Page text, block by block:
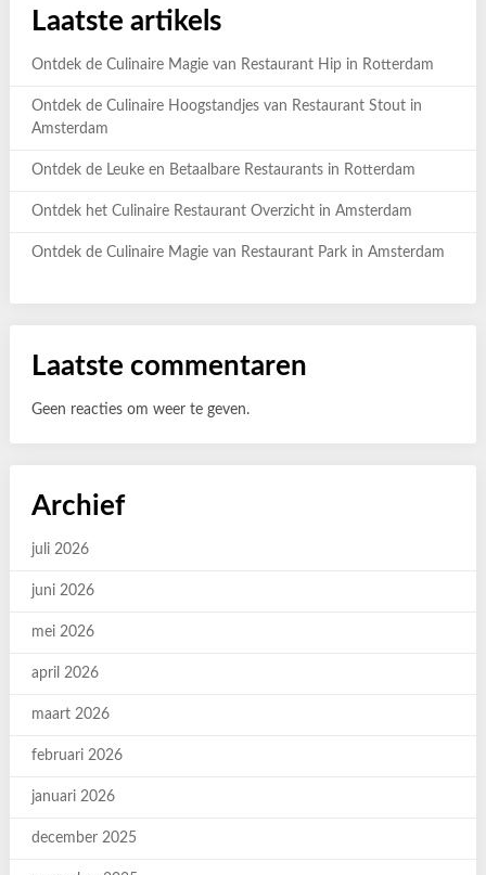
Laatste artikels
Ontdek de Culinaire Magie van Restaurant Hip in Rotterdam
Ontdek de Culinaire Hoogstandjes van Restaurant Stout in
Amsterdam
Ontdek de Leuke en Betaalbare Restaurants in Rotterdam
Ontdek het Culinaire Restaurant Overzicht in Amsterdam
Ontdek de Culinaire Magie van Restaurant Park in Amsterdam
Laatste commentaren
Geen reacties om weer te geven.
Archief
juli 2026
juni 2026
mei 2026
april 2026
maart 2026
februari 2026
januari 2026
december 2025